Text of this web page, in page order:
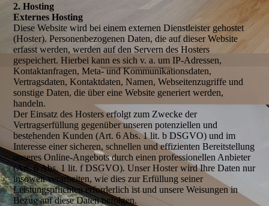
2. Hosting
Externes Hosting
Diese Website wird bei einem externen Dienstleister gehostet
(Hoster). Personenbezogenen Daten, die auf dieser Website
erfasst werden, werden auf den Servern des Hosters
gespeichert. Hierbei kann es sich v. a. um IP-Adressen,
Kontaktanfragen, Meta- und Kommunikationsdaten,
Vertragsdaten, Kontaktdaten, Namen, Webseitenzugriffe und
sonstige Daten, die über eine Website generiert werden,
handeln.
Der Einsatz des Hosters erfolgt zum Zwecke der
Vertragserfüllung gegenüber unseren potenziellen und
bestehenden Kunden (Art. 6 Abs. 1 lit. b DSGVO) und im
Interesse einer sicheren, schnellen und effizienten Bereitstellung
unseres Online-Angebots durch einen professionellen Anbieter
(Art. 6 Abs. 1 lit. f DSGVO). Unser Hoster wird Ihre Daten nur
insoweit verarbeiten, wie dies zur Erfüllung seiner
Leistungspflichten erforderlich ist und unsere Weisungen in
Bezug auf diese Daten befolgen.